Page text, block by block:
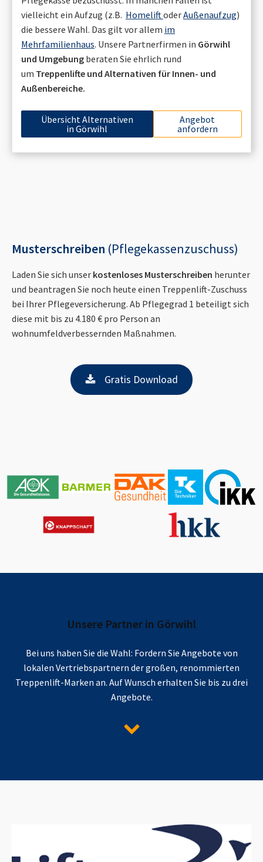
vielleicht ein Aufzug (z.B. HomeliftoderAußenaufzug)
die bessere Wahl. Das gilt vor allem im
Mehrfamilienhaus. Unsere Partnerfirmen in Görwihl
und Umgebung beraten Sie ehrlich rund
um Treppenlifte und Alternativen für Innen- und
Außenbereiche.
Übersicht Alternativen
inGörwihl
Angebot
anfordern
Musterschreiben (Pflegekassenzuschuss)
Laden Sie sich unser kostenloses Musterschreiben herunter
und beantragen Sie noch heute einen Treppenlift-Zuschuss
bei Ihrer Pflegeversicherung. Ab Pflegegrad 1 beteiligt sich
diese mit bis zu 4.180 € pro Person an
wohnumfeldverbessernden Maßnahmen.
Gratis Download
Unsere Partner in Görwihl
Bei uns haben Sie die Wahl: Fordern Sie Angebote von
lokalen Vertriebspartnern der großen, renommierten
Treppenlift-Marken an. Auf Wunsch erhalten Sie bis zu drei
Angebote.